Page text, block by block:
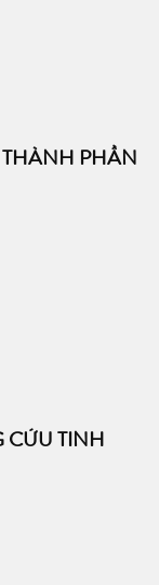
PHẦN
CỨU TINH